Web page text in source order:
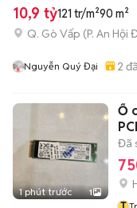
10,9 tỷ121 tr/m²90 m²
Q. Gò Vấp (P. An Hội
Nguyễn Quý Đại 2
1 phút trước 1
Ổ
Đã